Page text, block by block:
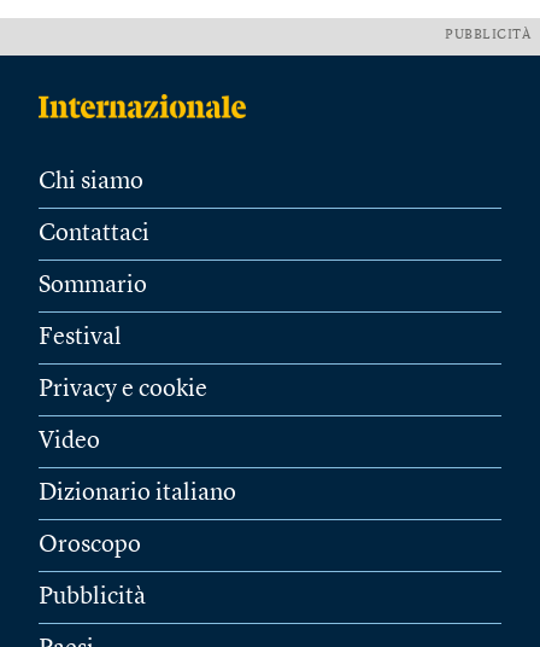
PUBBLICITÀ
Chi siamo
Contattaci
Sommario
Festival
Privacy e cookie
Video
Dizionario italiano
Oroscopo
Pubblicità